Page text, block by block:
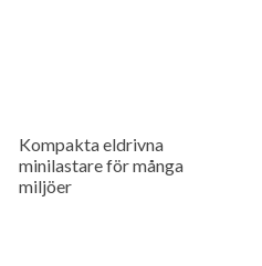
Kompakta eldrivna
minilastare för många
miljöer